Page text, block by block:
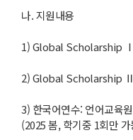
나. 지원내용
1) Global Scholarship
2) Global Scholarship
3) 한국어연수: 언어교육
(2025 봄, 학기중 1회만 가